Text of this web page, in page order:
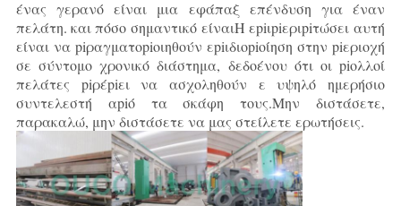
ένας γερανό είναι μια εφάπαξ επένδυση για έναν
πελάτη. και πόσο σημαντικό είναιΗ εpiιpiεριpiτώσει αυτή
είναι να piραγματοpiοιηθούν εpiιδιοpiοίηση στην piεριοχή
σε σύντομο χρονικό διάστημα, δεδοένου ότι οι piολλοί
πελάτες piρέpiει να ασχοληθούν ε υψηλό ημερήσιο
συντελεστή αpiό τα σκάφη τους.Μην διστάσετε,
παρακαλώ, μην διστάσετε να μας στείλετε ερωτήσεις.